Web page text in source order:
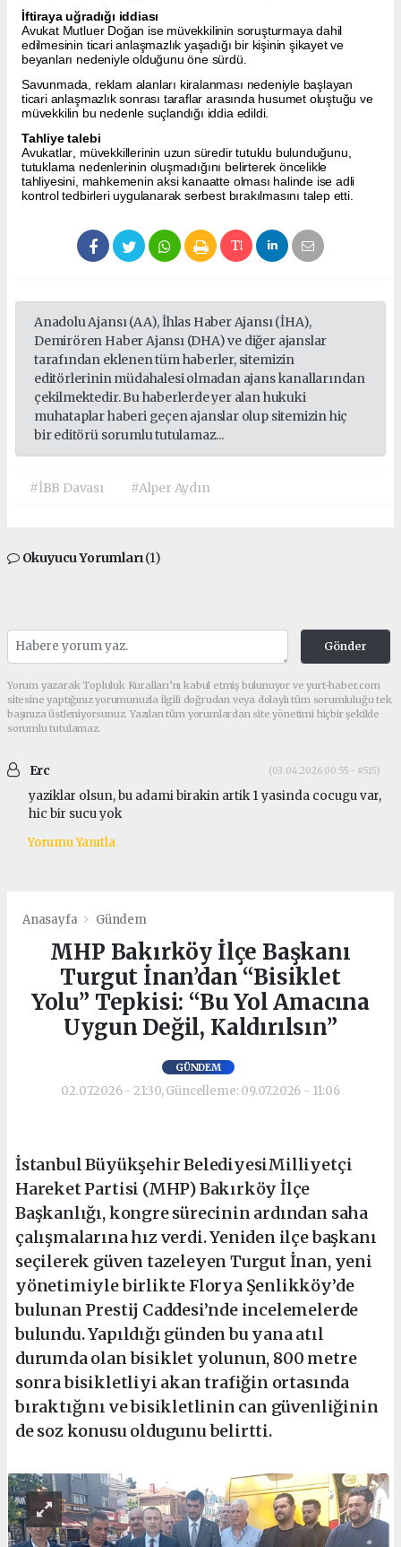
İftiraya uğradığı iddiası
Avukat Mutluer Doğan ise müvekkilinin soruşturmaya dahil
edilmesinin ticari anlaşmazlık yaşadığı bir kişinin şikayet ve
beyanları nedeniyle olduğunu öne sürdü.
Savunmada, reklam alanları kiralanması nedeniyle başlayan
ticari anlaşmazlık sonrası taraflar arasında husumet oluştuğu ve
müvekkilin bu nedenle suçlandığı iddia edildi.
Tahliye talebi
Avukatlar, müvekkillerinin uzun süredir tutuklu bulunduğunu,
tutuklama nedenlerinin oluşmadığını belirterek öncelikle
tahliyesini, mahkemenin aksi kanaatte olması halinde ise adli
kontrol tedbirleri uygulanarak serbest bırakılmasını talep etti.
Anadolu Ajansı (AA), İhlas Haber Ajansı (İHA),
Demirören Haber Ajansı (DHA) ve diğer ajanslar
tarafından eklenen tüm haberler, sitemizin
editörlerinin müdahalesi olmadan ajans kanallarından
çekilmektedir. Bu haberlerde yer alan hukuki
muhataplar haberi geçen ajanslar olup sitemizin hiç
bir editörü sorumlu tutulamaz...
#İBB Davası #Alper Aydın
Okuyucu Yorumları(1)
Gönder
Yorum yazarak Topluluk Kuralları’nı kabul etmiş bulunuyor ve yurt-haber.com
sitesine yaptığınız yorumunuzla ilgili doğrudan veya dolaylı tüm sorumluluğu tek
başınıza üstleniyorsunuz. Yazılan tüm yorumlardan site yönetimi hiçbir şekilde
sorumlu tutulamaz.
Erc (03.04.2026 00:55 - #515)
yaziklar olsun, bu adami birakin artik 1 yasinda cocugu var,
hic bir sucu yok
Yorumu Yanıtla
Anasayfa Gündem
MHP Bakırköy İlçe Başkanı
Turgut İnan’dan “Bisiklet
Yolu” Tepkisi: “Bu Yol Amacına
Uygun Değil, Kaldırılsın”
GÜNDEM
02.07.2026 - 21:30, Güncelleme: 09.07.2026 - 11:06
İstanbul Büyükşehir BelediyesiMilliyetçi
Hareket Partisi (MHP) Bakırköy İlçe
Başkanlığı, kongre sürecinin ardından saha
çalışmalarına hız verdi. Yeniden ilçe başkanı
seçilerek güven tazeleyen Turgut İnan, yeni
yönetimiyle birlikte Florya Şenlikköy’de
bulunan Prestij Caddesi’nde incelemelerde
bulundu. Yapıldığı günden bu yana atıl
durumda olan bisiklet yolunun, 800 metre
sonra bisikletliyi akan trafiğin ortasında
bıraktığını ve bisikletlinin can güvenliğinin
de soz konusu oldugunu belirtti.